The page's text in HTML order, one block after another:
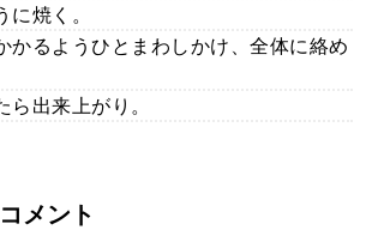
焼く。
かるようひとまわしかけ、全体に絡め
出来上がり。
メント